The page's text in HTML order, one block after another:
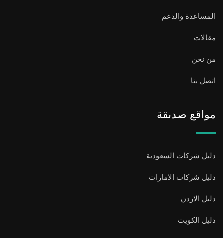
المساعدة والدعم
مقالات
من نحن
اتصل بنا
مواقع صديقة
دليل شركات السعودية
دليل شركات الامارات
دليل الاردن
دليل الكويت